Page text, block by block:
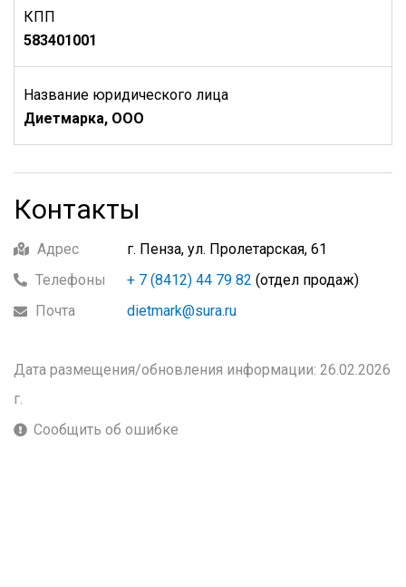
КПП
583401001
Название юридического лица
Диетмарка, ООО
Контакты
Адрес
г. Пенза, ул. Пролетарская, 61
Телефоны
+ 7 (8412) 44 79 82 (отдел продаж)
Почта
dietmark@sura.ru
Дата размещения/обновления информации: 26.02.2026
г.
Сообщить об ошибке